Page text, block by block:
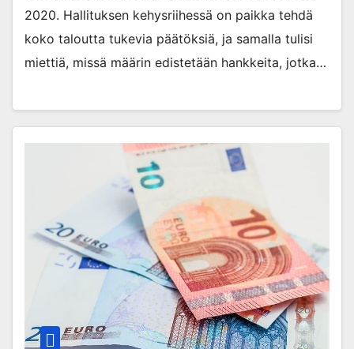
2020. Hallituksen kehysriihessä on paikka tehdä
koko taloutta tukevia päätöksiä, ja samalla tulisi
miettiä, missä määrin edistetään hankkeita, jotka…